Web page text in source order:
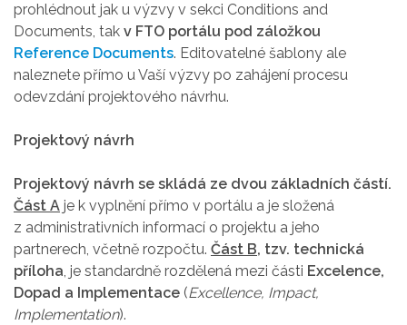
prohlédnout jak u výzvy v sekci Conditions and
Documents, tak v FTO portálu pod záložkou
Reference Documents. Editovatelné šablony ale
naleznete přímo u Vaší výzvy po zahájení procesu
odevzdání projektového návrhu.
Projektový návrh
Projektový návrh se skládá ze dvou základních částí.
Část A je k vyplnění přímo v portálu a je složená
z administrativních informací o projektu a jeho
partnerech, včetně rozpočtu. Část B, tzv. technická
příloha, je standardně rozdělená mezi části Excelence,
Dopad a Implementace (Excellence, Impact,
Implementation).